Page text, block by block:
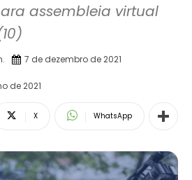
assembleia virtual
7 de dezembro de 2021
de 2021
X WhatsApp